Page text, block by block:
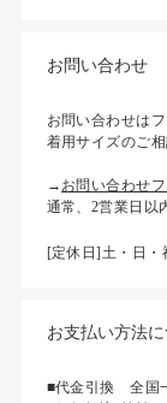
お問い合わせ
お問い合わせは
着用サイズのご
→ お問い合わせ
通常、2営業日以
[定休日]土・日・
お支払い方法
■代金引換 全国